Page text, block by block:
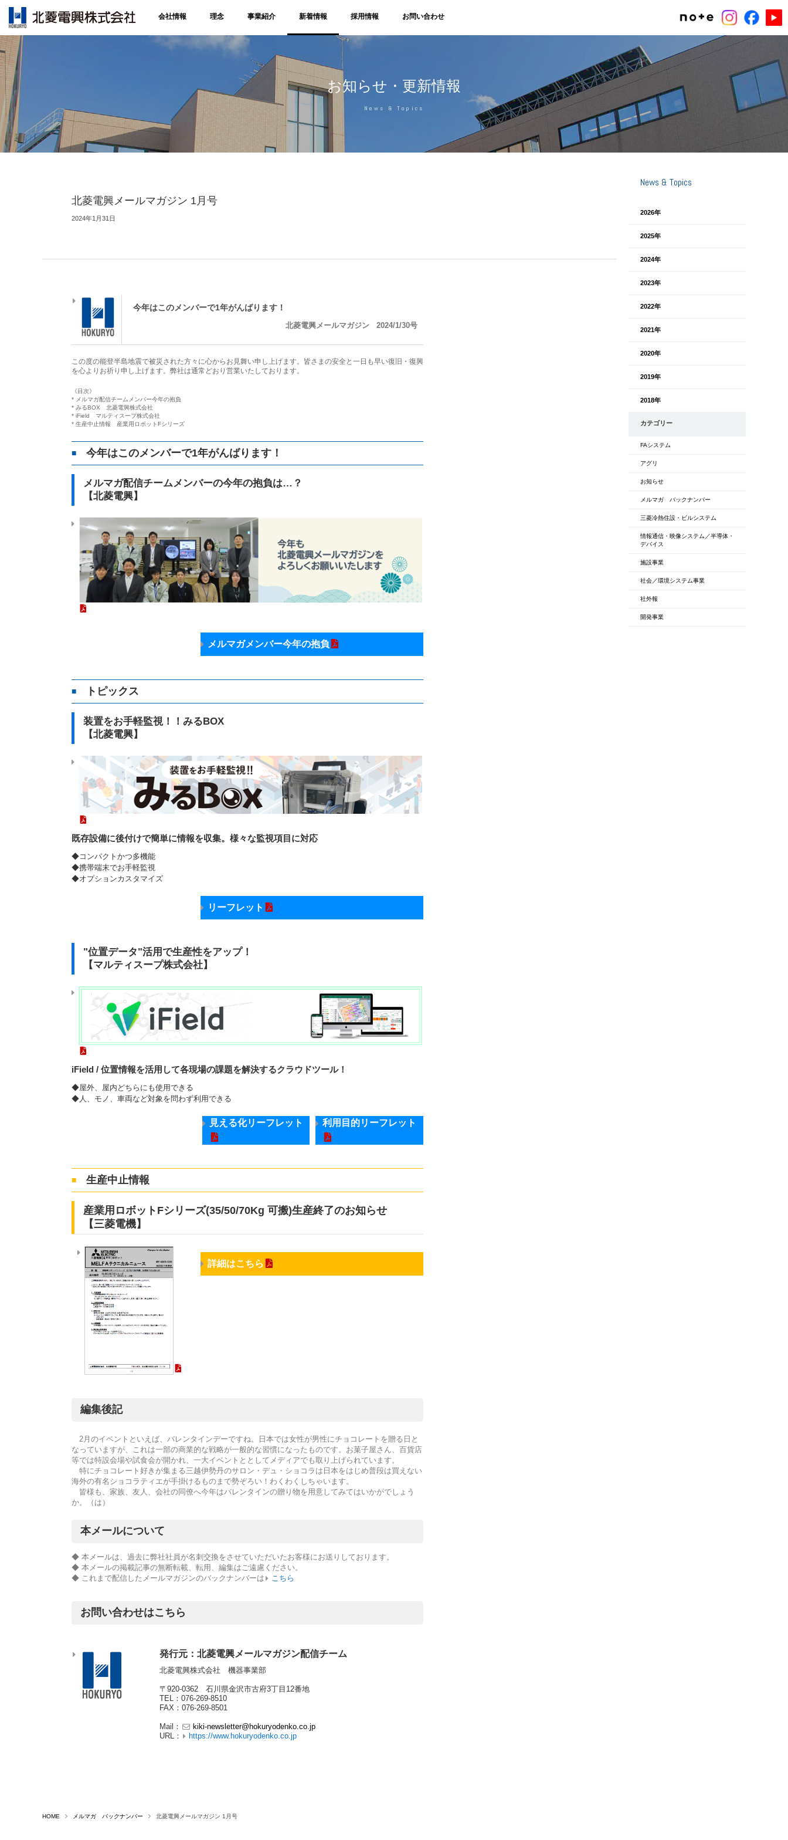
会社情報 理念 事業紹介 新着情報 採用情報 お問い合わせ
お知らせ・更新情報
News & Topics
北菱電興メールマガジン 1月号
2024年1月31日
今年はこのメンバーで1年がんばります！
北菱電興メールマガジン 2024/1/30号
この度の能登半島地震で被災された方々に心からお見舞い申し上げます。皆さまの安全と一日も早い復旧・復興
を心よりお祈り申し上げます。弊社は通常どおり営業いたしております。
《目次》
* メルマガ配信チームメンバー今年の抱負
* みるBOX 北菱電興株式会社
* iField マルティスープ株式会社
* 生産中止情報 産業用ロボットFシリーズ
■ 今年はこのメンバーで1年がんばります！
メルマガ配信チームメンバーの今年の抱負は…？
【北菱電興】
メルマガメンバー今年の抱負
■ トピックス
装置をお手軽監視！！みるBOX
【北菱電興】
既存設備に後付けで簡単に情報を収集。様々な監視項目に対応
◆コンパクトかつ多機能
◆携帯端末でお手軽監視
◆オプションカスタマイズ
リーフレット
"位置データ"活用で生産性をアップ！
【マルティスープ株式会社】
iField / 位置情報を活用して各現場の課題を解決するクラウドツール！
◆屋外、屋内どちらにも使用できる
◆人、モノ、車両など対象を問わず利用できる
見える化リーフレット 利用目的リーフレット
■ 生産中止情報
産業用ロボットFシリーズ(35/50/70Kg 可搬)生産終了のお知らせ
【三菱電機】
詳細はこちら
編集後記
2月のイベントといえば、バレンタインデーですね。日本では女性が男性にチョコレートを贈る日と
なっていますが、これは一部の商業的な戦略が一般的な習慣になったものです。お菓子屋さん、百貨店
等では特設会場や試食会が開かれ、一大イベントととしてメディアでも取り上げられています。
特にチョコレート好きが集まる三越伊勢丹のサロン・デュ・ショコラは日本をはじめ普段は買えない
海外の有名ショコラティエが手掛けるものまで勢ぞろい！わくわくしちゃいます。
皆様も、家族、友人、会社の同僚へ今年はバレンタインの贈り物を用意してみてはいかがでしょう
か。（は）
本メールについて
◆ 本メールは、過去に弊社社員が名刺交換をさせていただいたお客様にお送りしております。
◆ 本メールの掲載記事の無断転載、転用、編集はご遠慮ください。
◆ これまで配信したメールマガジンのバックナンバーは
こちら
お問い合わせはこちら
発行元：北菱電興メールマガジン配信チーム
北菱電興株式会社 機器事業部
〒920-0362 石川県金沢市古府3丁目12番地
TEL：076-269-8510
FAX：076-269-8501
Mail：
kiki-newsletter@hokuryodenko.co.jp
URL：
https://www.hokuryodenko.co.jp
News & Topics
2026年
2025年
2024年
2023年
2022年
2021年
2020年
2019年
2018年
カテゴリー
FAシステム
アグリ
お知らせ
メルマガ バックナンバー
三菱冷熱住設・ビルシステム
情報通信・映像システム／半導体・
デバイス
施設事業
社会／環境システム事業
社外報
開発事業
HOME メルマガ バックナンバー 北菱電興メールマガジン 1月号